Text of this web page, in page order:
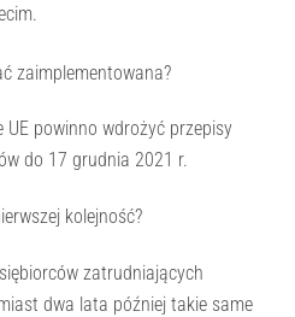
zaimplementowana?
UE powinno wdrożyć przepisy
do 17 grudnia 2021 r.
kolejność?
zatrudniających
dwa lata później takie same